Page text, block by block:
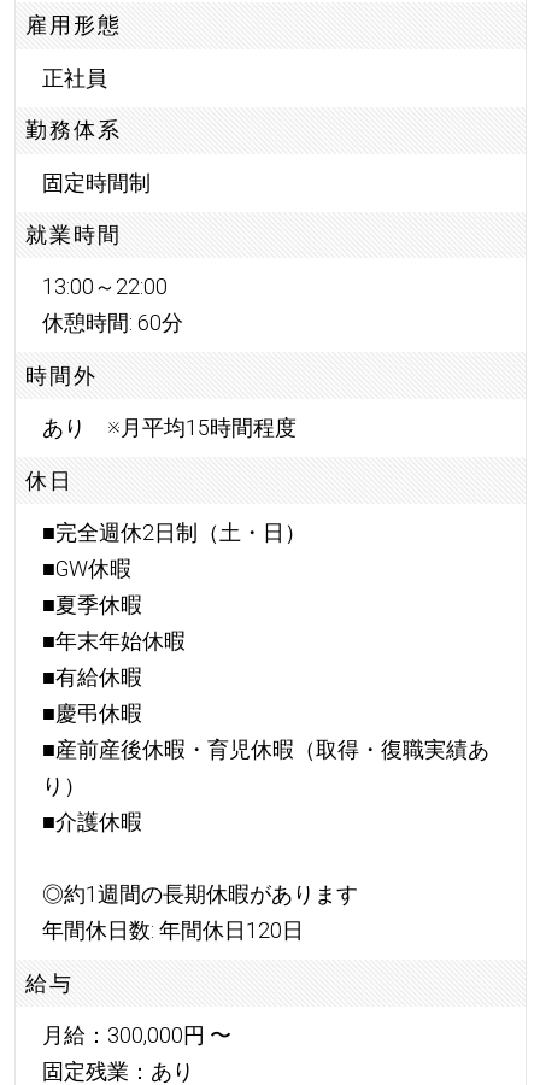
雇用形態
正社員
勤務体系
固定時間制
就業時間
13:00～22:00
休憩時間: 60分
時間外
あり ※月平均15時間程度
休日
■完全週休2日制（土・日）
■GW休暇
■夏季休暇
■年末年始休暇
■有給休暇
■慶弔休暇
■産前産後休暇・育児休暇（取得・復職実績あ
り）
■介護休暇
◎約1週間の長期休暇があります
年間休日数: 年間休日120日
給与
月給：300,000円 〜
固定残業：あり